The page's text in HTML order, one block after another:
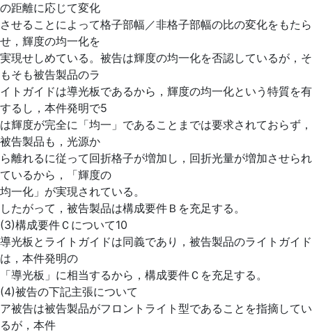
の距離に応じて変化
させることによって格子部幅／非格子部幅の比の変化をもたら
せ，輝度の均一化を
実現せしめている。被告は輝度の均一化を否認しているが，そ
もそも被告製品のラ
イトガイドは導光板であるから，輝度の均一化という特質を有
するし，本件発明で5
は輝度が完全に「均一」であることまでは要求されておらず，
被告製品も，光源か
ら離れるに従って回折格子が増加し，回折光量が増加させられ
ているから，「輝度の
均一化」が実現されている。
したがって，被告製品は構成要件Ｂを充足する。
(3)構成要件Ｃについて10
導光板とライトガイドは同義であり，被告製品のライトガイド
は，本件発明の
「導光板」に相当するから，構成要件Ｃを充足する。
(4)被告の下記主張について
ア被告は被告製品がフロントライト型であることを指摘してい
るが，本件